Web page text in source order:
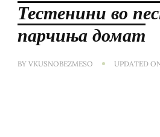
Тестенини во
парчиња домат
BY VKUSNOBEZMESO UPDATED